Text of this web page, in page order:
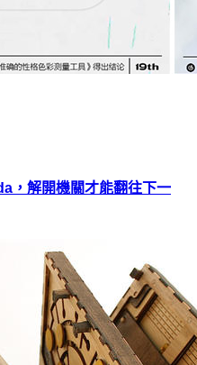
，解開機關才能翻往下一